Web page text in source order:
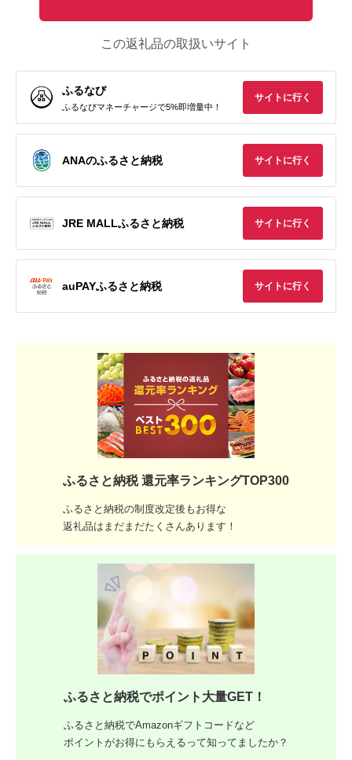
この返礼品の取扱いサイト
ふるなび
ふるなびマネーチャージで5%即増量中！
サイトに行く
ANAのふるさと納税 サイトに行く
JRE MALLふるさと納税 サイトに行く
auPAYふるさと納税 サイトに行く
ふるさと納税 還元率ランキングTOP300
ふるさと納税の制度改定後もお得な
返礼品はまだまだたくさんあります！
ふるさと納税でポイント大量GET！
ふるさと納税でAmazonギフトコードなど
ポイントがお得にもらえるって知ってましたか？